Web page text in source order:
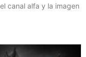
canal alfa y la imagen